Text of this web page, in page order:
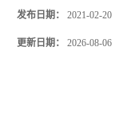
发布日期： 2021-02-20
更新日期： 2026-08-06